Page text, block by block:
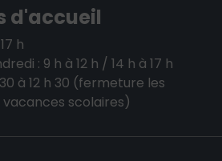
d'accueil
h
: 9 h à 12 h / 14 h à 17 h
à 12 h 30 (fermeture les
vacances scolaires)